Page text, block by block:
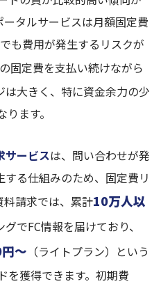
タルサービスは月額固定費
も費用が発生するリスクが
の固定費を支払い続けながら
大きく、特に資金余力の少
ます。
サービスは、問い合わせが発
る仕組みのため、固定費リ
料請求では、累計10万人以
でFC情報を届けており、
〜 （ライトプラン）という
を獲得できます。初期費